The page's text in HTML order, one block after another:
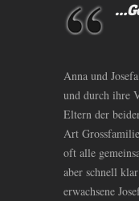
Anna und
und durch ihre
Eltern der
Art
oft alle
aber schnell
erwachsene